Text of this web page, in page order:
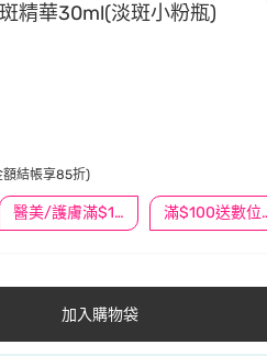
精華30ml(淡斑小粉瓶)
醫美/護膚滿$1200送$200 滿
額結帳享85折)
加入購物袋